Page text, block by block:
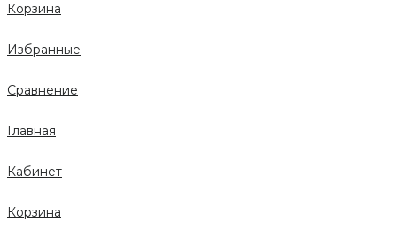
Корзина
Избранные
Сравнение
Главная
Кабинет
Корзина